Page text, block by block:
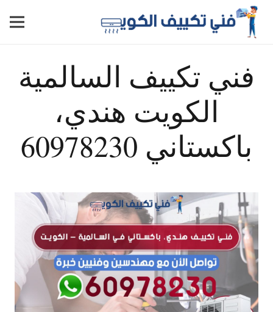
فني تكييف السالمية
الكويت هندي،
باكستاني 60978230